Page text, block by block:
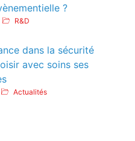
?
R&D
dans la sécurité
avec soins ses
Actualités